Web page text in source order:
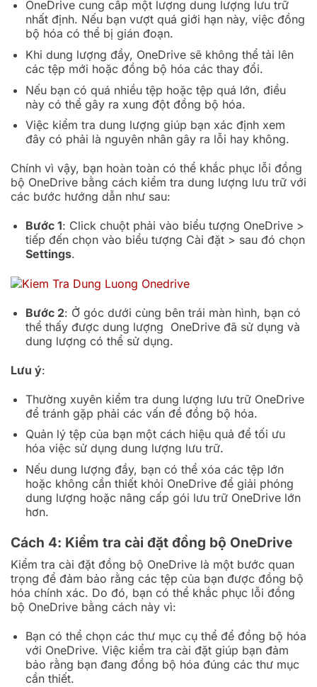
OneDrive cung cấp một lượng dung lượng lưu trữ
nhất định. Nếu bạn vượt quá giới hạn này, việc đồng
bộ hóa có thể bị gián đoạn.
Khi dung lượng đầy, OneDrive sẽ không thể tải lên
các tệp mới hoặc đồng bộ hóa các thay đổi.
Nếu bạn có quá nhiều tệp hoặc tệp quá lớn, điều
này có thể gây ra xung đột đồng bộ hóa.
Việc kiểm tra dung lượng giúp bạn xác định xem
đây có phải là nguyên nhân gây ra lỗi hay không.
Chính vì vậy, bạn hoàn toàn có thể khắc phục lỗi đồng
bộ OneDrive bằng cách kiểm tra dung lượng lưu trữ với
các bước hướng dẫn như sau:
Bước 1: Click chuột phải vào biểu tượng OneDrive >
tiếp đến chọn vào biểu tượng Cài đặt > sau đó chọn
Settings.
Bước 2: Ở góc dưới cùng bên trái màn hình, bạn có
thể thấy được dung lượng OneDrive đã sử dụng và
dung lượng có thể sử dụng.
Lưu ý:
Thường xuyên kiểm tra dung lượng lưu trữ OneDrive
để tránh gặp phải các vấn đề đồng bộ hóa.
Quản lý tệp của bạn một cách hiệu quả để tối ưu
hóa việc sử dụng dung lượng lưu trữ.
Nếu dung lượng đầy, bạn có thể xóa các tệp lớn
hoặc không cần thiết khỏi OneDrive để giải phóng
dung lượng hoặc nâng cấp gói lưu trữ OneDrive lớn
hơn.
Cách 4: Kiểm tra cài đặt đồng bộ OneDrive
Kiểm tra cài đặt đồng bộ OneDrive là một bước quan
trọng để đảm bảo rằng các tệp của bạn được đồng bộ
hóa chính xác. Do đó, bạn có thể khắc phục lỗi đồng
bộ OneDrive bằng cách này vì:
Bạn có thể chọn các thư mục cụ thể để đồng bộ hóa
với OneDrive. Việc kiểm tra cài đặt giúp bạn đảm
bảo rằng bạn đang đồng bộ hóa đúng các thư mục
cần thiết.